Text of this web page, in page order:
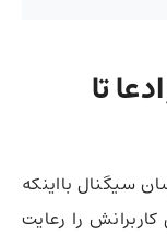
تا
سیگنال بااینکه
را رعایت